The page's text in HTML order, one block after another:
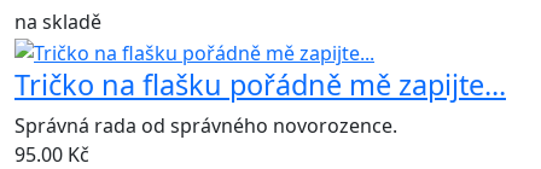
na skladě
Tričko na flašku pořádně mě zapijte...
Správná rada od správného novorozence.
95.00 Kč